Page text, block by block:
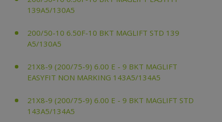
139A5/130A5
200/50-10 6.50F-10 BKT MAGLIFT STD 139
A5/130A5
21X8-9 (200/75-9) 6.00 E - 9 BKT MAGLIFT
EASYFIT NON MARKING 143A5/134A5
21X8-9 (200/75-9) 6.00 E - 9 BKT MAGLIFT STD
143A5/134A5